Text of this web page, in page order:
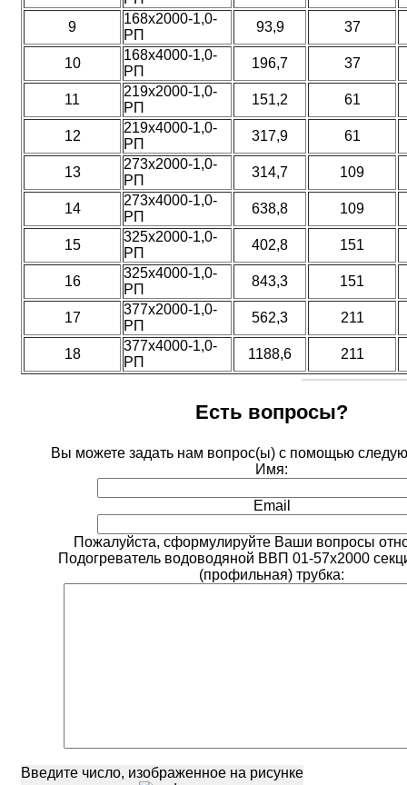
9
168х2000-1,0-
РП
93,9 37
10
168х4000-1,0-
РП
196,7 37
11
219х2000-1,0-
РП
151,2 61
12
219х4000-1,0-
РП
317,9 61
13
273х2000-1,0-
РП
314,7 109
14
273х4000-1,0-
РП
638,8 109
15
325х2000-1,0-
РП
402,8 151
16
325х4000-1,0-
РП
843,3 151
17
377х2000-1,0-
РП
562,3 211
18
377х4000-1,0-
РП
1188,6 211
Есть вопросы?
Вы можете задать нам вопрос(ы) с помощью
Имя:
Email
Пожалуйста, сформулируйте Ваши вопросы
Подогреватель водоводяной ВВП 01-57х2000
(профильная) трубка:
Введите число, изображенное на рисунке